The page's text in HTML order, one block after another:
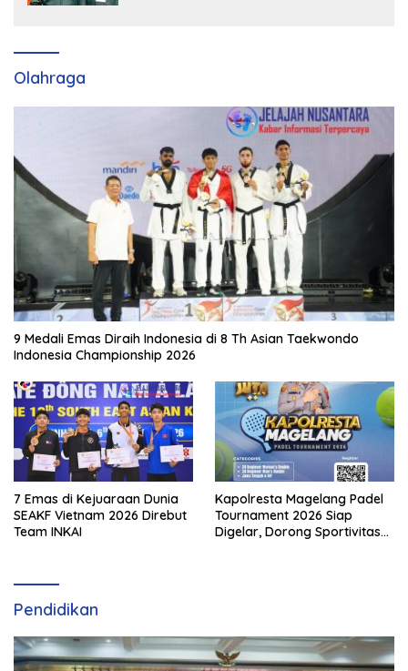
Olahraga
9 Medali Emas Diraih Indonesia di 8 Th Asian Taekwondo
Indonesia Championship 2026
7 Emas di Kejuaraan Dunia
SEAKF Vietnam 2026 Direbut
Team INKAI
Kapolresta Magelang Padel
Tournament 2026 Siap
Digelar, Dorong Sportivitas
Pendidikan